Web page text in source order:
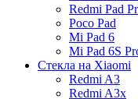
Redmi Pad
Poco Pad
Mi Pad 6
Mi Pad 6S
Стекла на Xiaomi
Redmi A3
Redmi A3x